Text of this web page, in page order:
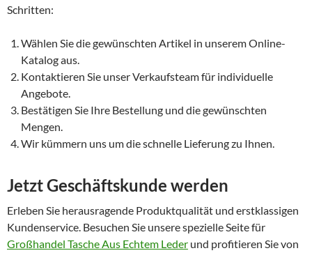
Schritten:
Wählen Sie die gewünschten Artikel in unserem Online-
Katalog aus.
Kontaktieren Sie unser Verkaufsteam für individuelle
Angebote.
Bestätigen Sie Ihre Bestellung und die gewünschten
Mengen.
Wir kümmern uns um die schnelle Lieferung zu Ihnen.
Jetzt Geschäftskunde werden
Erleben Sie herausragende Produktqualität und erstklassigen
Kundenservice. Besuchen Sie unsere spezielle Seite für
Großhandel Tasche Aus Echtem Leder und profitieren Sie von